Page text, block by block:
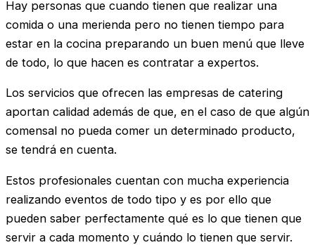
Hay personas que cuando tienen que realizar una
comida o una merienda pero no tienen tiempo para
estar en la cocina preparando un buen menú que lleve
de todo, lo que hacen es contratar a expertos.
Los servicios que ofrecen las empresas de catering
aportan calidad además de que, en el caso de que algún
comensal no pueda comer un determinado producto,
se tendrá en cuenta.
Estos profesionales cuentan con mucha experiencia
realizando eventos de todo tipo y es por ello que
pueden saber perfectamente qué es lo que tienen que
servir a cada momento y cuándo lo tienen que servir.